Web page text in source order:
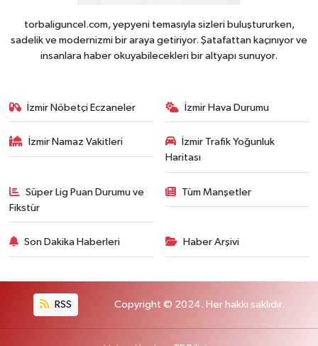
torbaliguncel.com, yepyeni temasıyla sizleri buluştururken,
sadelik ve modernizmi bir araya getiriyor. Şatafattan kaçınıyor ve
insanlara haber okuyabilecekleri bir altyapı sunuyor.
İzmir Nöbetçi Eczaneler İzmir Hava Durumu
İzmir Namaz Vakitleri
İzmir Trafik Yoğunluk
Haritası
Süper Lig Puan Durumu ve
Fikstür
Tüm Manşetler
Son Dakika Haberleri Haber Arşivi
RSS Copyright © 2024. Her hakkı saklıdır.